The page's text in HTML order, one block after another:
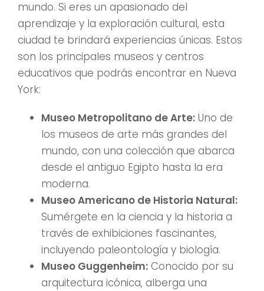
mundo. Si eres un apasionado del
aprendizaje y la exploración cultural, esta
ciudad te brindará experiencias únicas. Estos
son los principales museos y centros
educativos que podrás encontrar en Nueva
York:
Museo Metropolitano de Arte:Uno de
los museos de arte más grandes del
mundo, con una colección que abarca
desde el antiguo Egipto hasta la era
moderna.
Museo Americano de Historia Natural:
Sumérgete en la ciencia y la historia a
través de exhibiciones fascinantes,
incluyendo paleontología y biología.
Museo Guggenheim:Conocido por su
arquitectura icónica, alberga una